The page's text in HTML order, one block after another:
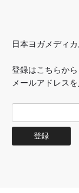
日本ヨガメディ
登録はこちらから
メールアドレス